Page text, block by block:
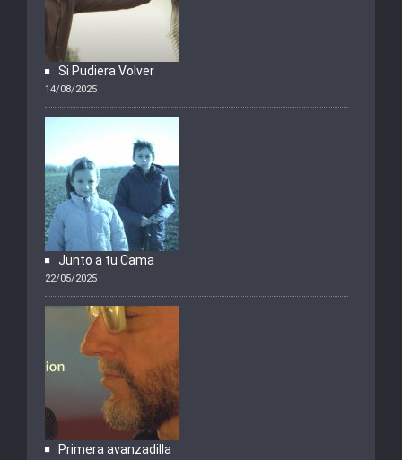
Si Pudiera Volver
14/08/2025
Junto a tu Cama
22/05/2025
Primera avanzadilla